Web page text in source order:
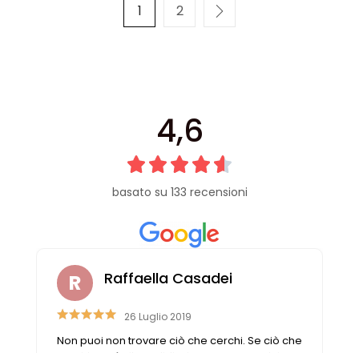
1 2
4,6
basato su 133 recensioni
Raffaella Casadei
26 Luglio 2019
Non puoi non trovare ciò che cerchi. Se ciò che